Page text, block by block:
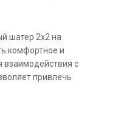
шатер 2х2 на
комфортное и
взаимодействия с
привлечь